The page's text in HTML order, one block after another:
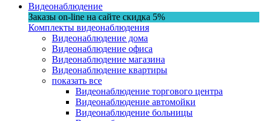
Видеонаблюдение
Заказы on-line на сaйте скидка 5%
Комплекты видеонаблюдения
Видеонаблюдение дома
Видеонаблюдение офиса
Видеонаблюдение магазина
Видеонаблюдение квартиры
показать все
Видеонаблюдение торгового центра
Видеонаблюдение автомойки
Видеонаблюдение больницы